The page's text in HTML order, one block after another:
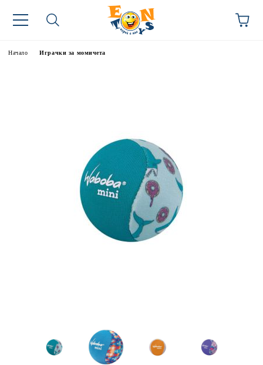
Начало Играчки за момичета